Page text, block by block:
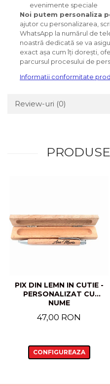
evenimente speciale
Noi putem personaliza
ajutor cu personalizarea,
WhatsApp la numărul de
noastră dedicată se va
exact așa cum îți dorești,
parcursul procesului de
Informatii conformitate
Review-uri (0)
PIX DIN LEMN IN CUTIE -
PERSONALIZAT CU
NUME
47,00 RON
CONFIGUREAZA